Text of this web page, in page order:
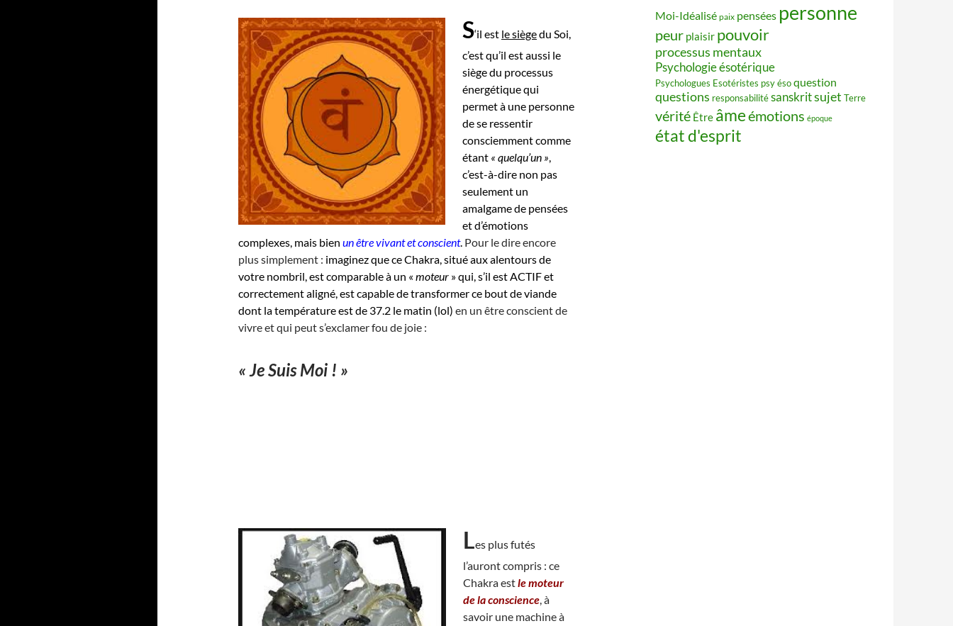
S‘il est le siègedu Soi,
c’est qu’il est aussi le
siège du processus
énergétique qui
permet à une personne
de se ressentir
consciemment comme
étant « quelqu’un »,
c’est-à-dire non pas
seulement un
amalgame de pensées
et d’émotions
complexes, mais bien un être vivant et conscient. Pour le dire encore
plus simplement : imaginez que ce Chakra, situé aux alentours de
votre nombril, est comparable à un « moteur » qui, s’il est ACTIF et
correctement aligné, est capable de transformer ce bout de viande
dont la température est de 37.2 le matin (lol) en un être conscient de
vivre et qui peut s’exclamer fou de joie :
« Je Suis Moi ! »
Les plus futés
l’auront compris : ce
Chakra estle moteur
de la conscience, à
savoir une machine à
Moi-Idéalisé paix pensées personne
peur plaisir pouvoir
processus mentaux
Psychologie ésotérique
Psychologues Esotéristes psy ésoquestion
questions responsabilitésanskritsujet Terre
vérité Être âmeémotions époque
état d'esprit